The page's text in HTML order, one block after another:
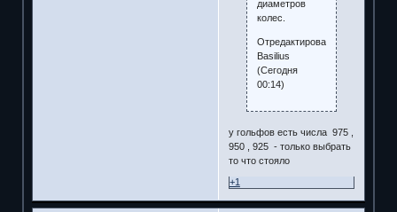
диаметров
колес.
Отредактировано
Basilius
(Сегодня
00:14)
у гольфов есть числа 975 ,
950 , 925 - только выбрать
то что стояло
+1